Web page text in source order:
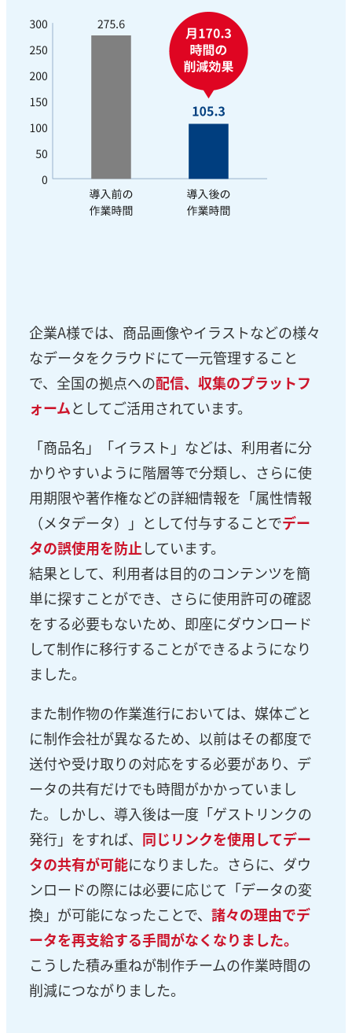
企業A様では、商品画像やイラストなどの様々
なデータをクラウドにて一元管理すること
で、全国の拠点への配信、収集のプラットフ
ォームとしてご活用されています。
「商品名」「イラスト」などは、利用者に分
かりやすいように階層等で分類し、さらに使
用期限や著作権などの詳細情報を「属性情報
（メタデータ）」として付与することでデー
タの誤使用を防止しています。
結果として、利用者は目的のコンテンツを簡
単に探すことができ、さらに使用許可の確認
をする必要もないため、即座にダウンロード
して制作に移行することができるようになり
ました。
また制作物の作業進行においては、媒体ごと
に制作会社が異なるため、以前はその都度で
送付や受け取りの対応をする必要があり、デ
ータの共有だけでも時間がかかっていまし
た。しかし、導入後は一度「ゲストリンクの
発行」をすれば、 同じリンクを使用してデー
タの共有が可能になりました。さらに、ダウ
ンロードの際には必要に応じて「データの変
換」が可能になったことで、 諸々の理由でデ
ータを再支給する手間がなくなりました。
こうした積み重ねが制作チームの作業時間の
削減につながりました。